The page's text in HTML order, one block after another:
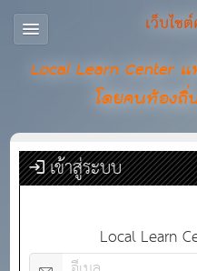
เว็บไซ
Local Learn Center
โดยคนท้อง
เข้าสู่ระบบ
Local Learn